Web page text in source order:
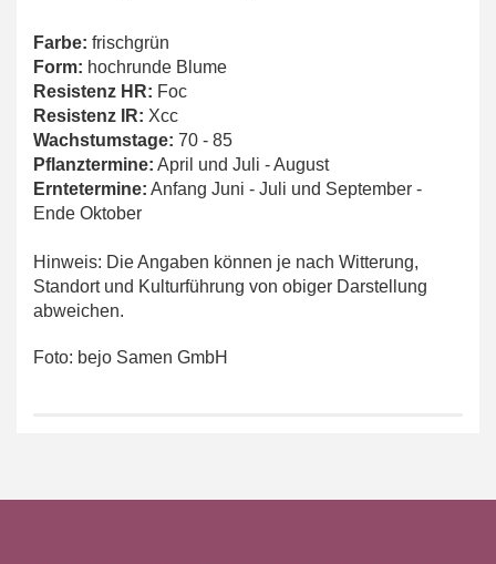
Farbe: frischgrün
Form: hochrunde Blume
Resistenz HR: Foc
Resistenz IR: Xcc
Wachstumstage: 70 - 85
Pflanztermine: April und Juli - August
Erntetermine: Anfang Juni - Juli und September -
Ende Oktober
Hinweis: Die Angaben können je nach Witterung,
Standort und Kulturführung von obiger Darstellung
abweichen.
Foto: bejo Samen GmbH